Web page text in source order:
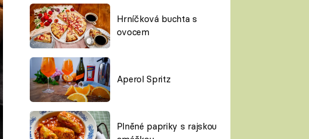
Hrníčková buchta s
ovocem
Aperol Spritz
Plněné papriky s rajskou